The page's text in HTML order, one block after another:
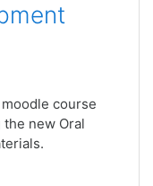
course
new Oral